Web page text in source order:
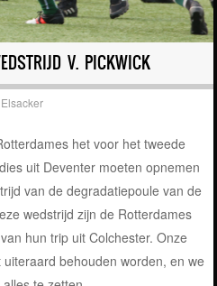
V. PICKWICK
het voor het tweede
uit Deventer moeten opnemen
van de degradatiepoule van de
wedstrijd zijn de Rotterdames
hun trip uit Colchester. Onze
behouden worden, en we